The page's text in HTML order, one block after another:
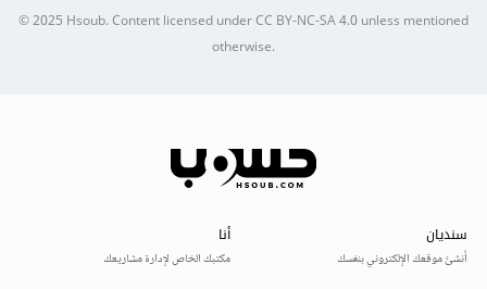
© 2025Hsoub.Content licensed underCC BY-NC-SA 4.0unless mentioned
otherwise.